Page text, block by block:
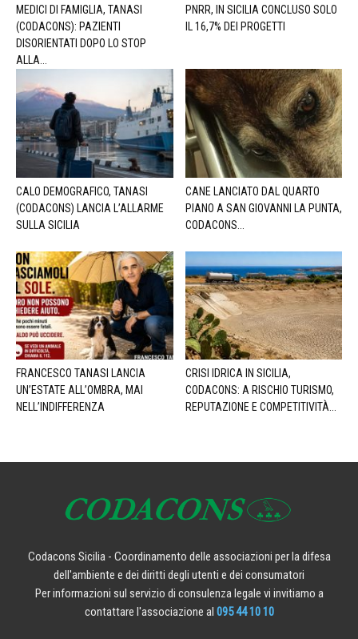
MEDICI DI FAMIGLIA, TANASI
(CODACONS): PAZIENTI
DISORIENTATI DOPO LO STOP
ALLA...
PNRR, IN SICILIA CONCLUSO SOLO
IL 16,7% DEI PROGETTI
CALO DEMOGRAFICO, TANASI
(CODACONS) LANCIA L’ALLARME
SULLA SICILIA
CANE LANCIATO DAL QUARTO
PIANO A SAN GIOVANNI LA PUNTA,
CODACONS...
FRANCESCO TANASI LANCIA
UN’ESTATE ALL’OMBRA, MAI
NELL’INDIFFERENZA
CRISI IDRICA IN SICILIA,
CODACONS: A RISCHIO TURISMO,
REPUTAZIONE E COMPETITIVITÀ...
Codacons Sicilia - Coordinamento delle associazioni per la difesa
dell'ambiente e dei diritti degli utenti e dei consumatori
Per informazioni sul servizio di consulenza legale vi invitiamo a
contattare l'associazione al 095 44 10 10